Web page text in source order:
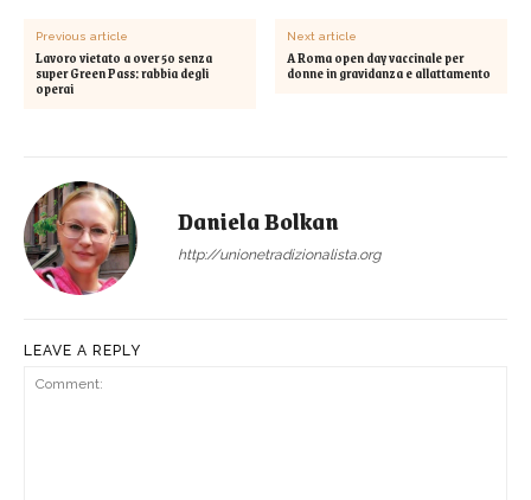
Previous article
Lavoro vietato a over 50 senza
super Green Pass: rabbia degli
operai
Next article
A Roma open day vaccinale per
donne in gravidanza e allattamento
Daniela Bolkan
http://unionetradizionalista.org
LEAVE A REPLY